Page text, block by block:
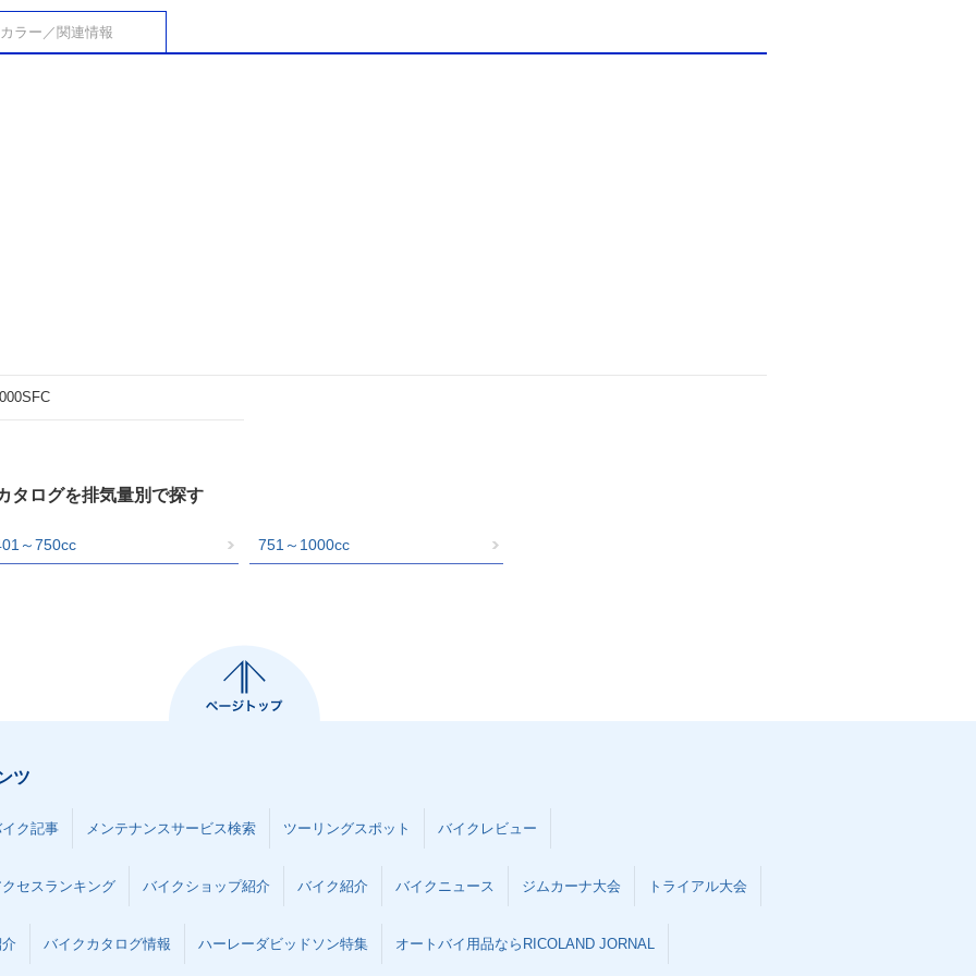
カラー／関連情報
タログを排気量別で探す
～750cc 751～1000cc
ツ
ク記事 メンテナンスサービス検索 ツーリングスポット バイクレビュー
セスランキング バイクショップ紹介 バイク紹介 バイクニュース ジムカーナ大会 トライアル大会
バイクカタログ情報 ハーレーダビッドソン特集 オートバイ用品ならRICOLAND JORNAL